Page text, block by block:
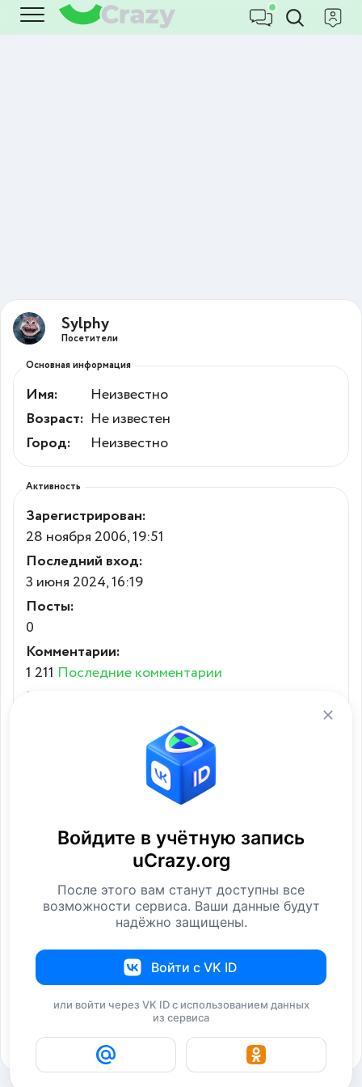
Sylphy
Посетители
Основная информация
Имя:
Неизвестно
Возраст: Не известен
Город:
Неизвестно
Активность
Зарегистрирован:
28 ноября 2006, 19:51
Последний вход:
3 июня 2024, 16:19
Посты:
0
Комментарии:
1 211 Последние комментарии
Карма:
Место в рейтинге:
Избранное
Контакты
Отправить ЛС
Email:
отправить e-mail
Войдите в учётную запись
uCrazy.org
После этого вам станут доступны все
возможности сервиса. Ваши данные будут
надёжно защищены.
Войти с VK ID
или войти через VK ID с использованием данных
из сервиса